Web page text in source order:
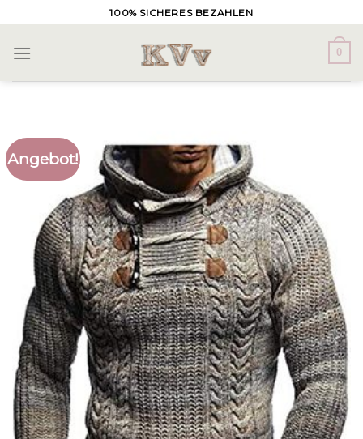
to
content
100% SICHERES BEZAHLEN
0
Angebot!